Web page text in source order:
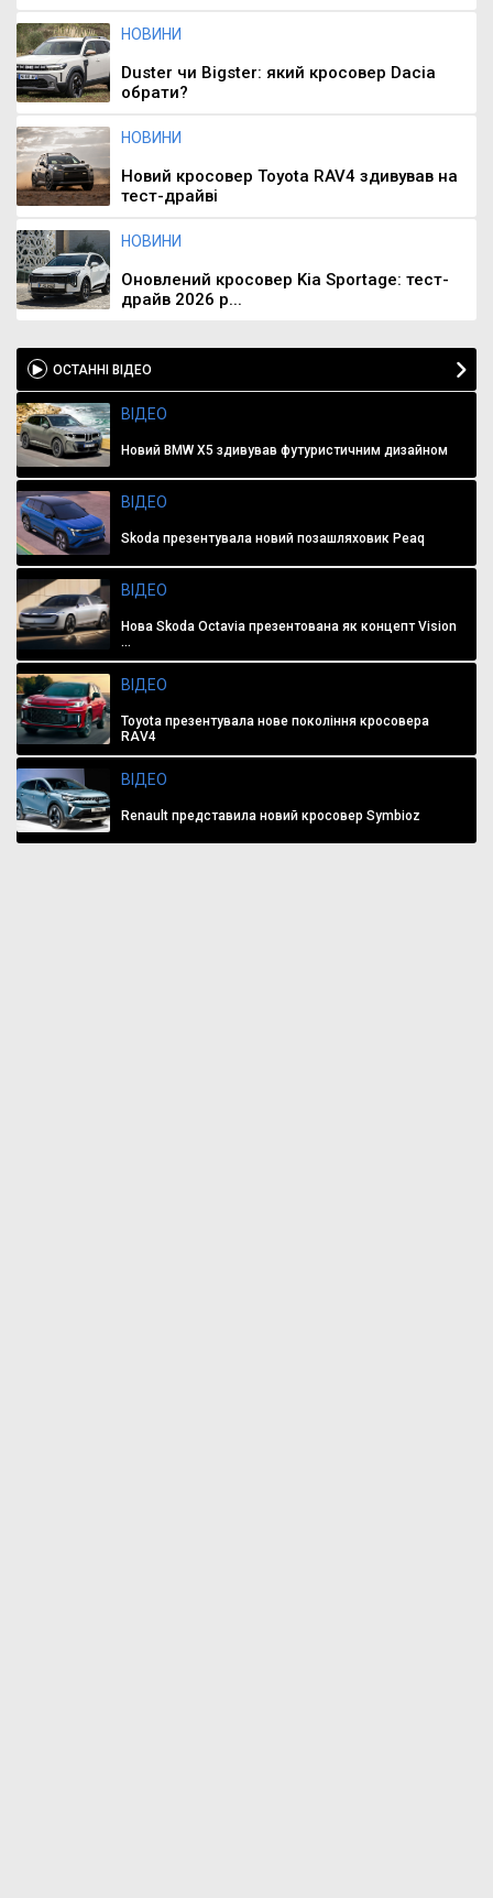
НОВИНИ
Duster чи Bigster: який кросовер Dacia
обрати?
НОВИНИ
Новий кросовер Toyota RAV4 здивував на
тест-драйві
НОВИНИ
Оновлений кросовер Kia Sportage: тест-
драйв 2026 р...
ОСТАННІ ВІДЕО
ВІДЕО
Новий BMW X5 здивував футуристичним дизайном
ВІДЕО
Skoda презентувала новий позашляховик Peaq
ВІДЕО
Нова Skoda Octavia презентована як концепт Vision
...
ВІДЕО
Toyota презентувала нове покоління кросовера
RAV4
ВІДЕО
Renault представила новий кросовер Symbioz